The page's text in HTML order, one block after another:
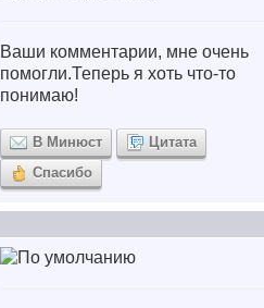
Ваши комментарии, мне очень
помогли.Теперь я хоть что-то
понимаю!
В Минюст
Цитата
Спасибо